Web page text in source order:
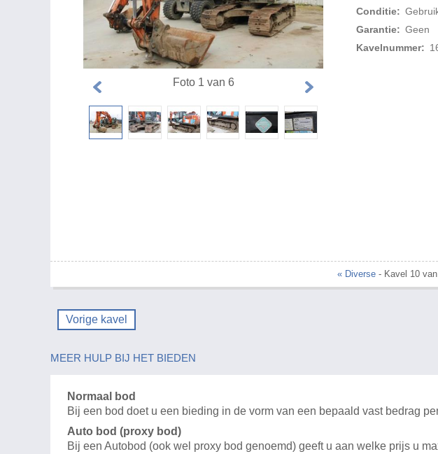
Conditie:
Garantie: Geen
Kavelnummer:
Foto 1 van 6
« Diverse- Kavel 10
Vorige kavel
MEER HULP BIJ HET BIEDEN
Normaal bod
Bij een bod doet u een bieding in de vorm van een bepaald vast bedrag
Auto bod (proxy bod)
Bij een Autobod (ook wel proxy bod genoemd) geeft u aan welke prijs u